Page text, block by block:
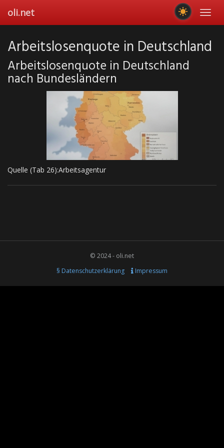
main
oli.net
Arbeitslosenquote in Deutschland
Arbeitslosenquote in Deutschland
nach Bundesländern
Quelle (Tab 26):Arbeitsagentur
© 2024 - oli.net
§ Datenschutzerklärung
Impressum